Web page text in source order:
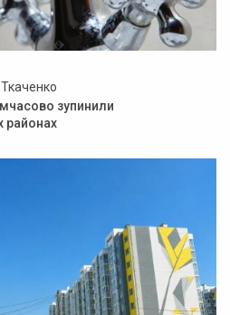
зупинили
районах